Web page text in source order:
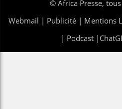
© Africa Presse,
Webmail | Publicité | Mentions
| Podcast|